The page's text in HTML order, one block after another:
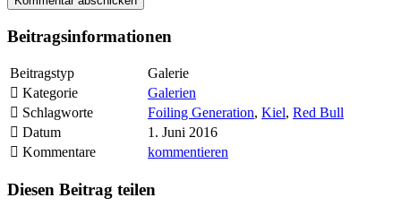
Beitragsinformationen
Beitragstyp
Galerie
Kategorie
Galerien
Schlagworte
Foiling Generation, Kiel, Red Bull
Datum
1. Juni 2016
Kommentare
kommentieren
Diesen Beitrag teilen